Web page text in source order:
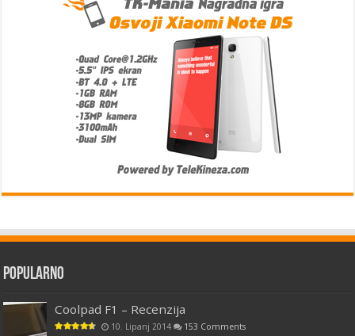
Popularno
Coolpad F1 – Recenzija
10. Lipanj 2014 153 Comments